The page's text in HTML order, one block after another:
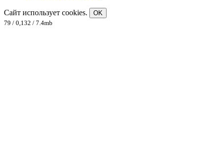
Сайт использует cookies.
OK
79 / 0,132 / 7.4mb